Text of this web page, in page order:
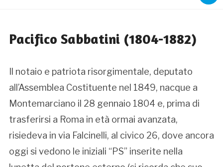
Pacifico Sabbatini (1804-1882)
Il notaio e patriota risorgimentale, deputato
all’Assemblea Costituente nel 1849, nacque a
Montemarciano il 28 gennaio 1804 e, prima di
trasferirsi a Roma in età ormai avanzata,
risiedeva in via Falcinelli, al civico 26, dove ancora
oggi si vedono le iniziali “PS” inserite nella